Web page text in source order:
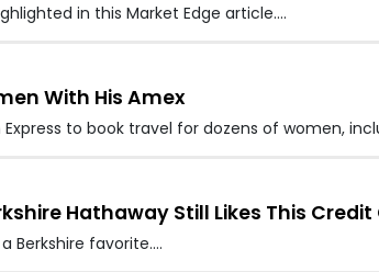
in this Market Edge article.…
With His Amex
to book travel for dozens of women,
Hathaway Still Likes This
Berkshire favorite.…